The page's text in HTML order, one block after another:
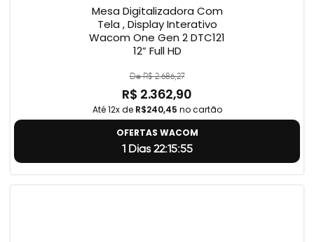
Mesa Digitalizadora Com
Tela , Display Interativo
Wacom One Gen 2 DTC121
12” Full HD
De R$ 2.686,27
R$ 2.362,90
Até 12x de R$240,45 no cartão
OFERTAS WACOM
1 Dias 22:15:55